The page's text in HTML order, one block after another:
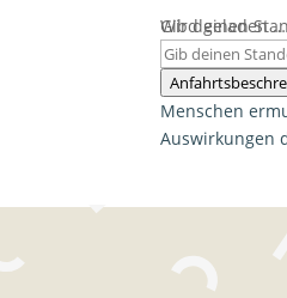
Wird geladen …
Gib deinen
Menschen
Auswirkungen